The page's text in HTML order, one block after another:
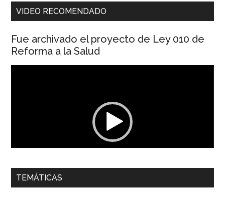
VIDEO RECOMENDADO
Fue archivado el proyecto de Ley 010 de
Reforma a la Salud
00:00 01:04
Dra. Carolina Corcho Mejía,Presidenta Corporación
TEMÁTICAS